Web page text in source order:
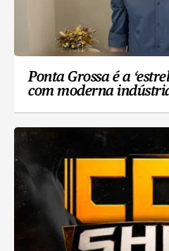
Ponta Grossa é a
com moderna